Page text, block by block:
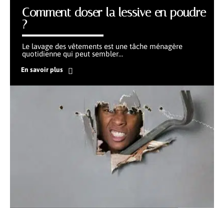
Comment doser la lessive en poudre
?
Le lavage des vêtements est une tâche ménagère
quotidienne qui peut sembler…
En savoir plus